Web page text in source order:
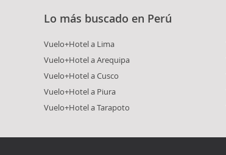
Lo más buscado en Perú
Vuelo+Hotel a Lima
Vuelo+Hotel a Arequipa
Vuelo+Hotel a Cusco
Vuelo+Hotel a Piura
Vuelo+Hotel a Tarapoto